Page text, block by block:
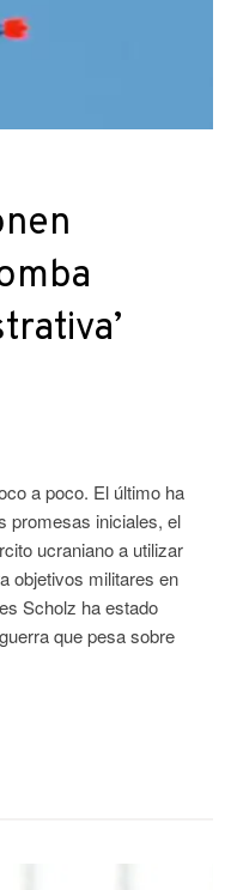
a poco. El último ha
promesas iniciales, el
ucraniano a utilizar
objetivos militares en
Scholz ha estado
que pesa sobre